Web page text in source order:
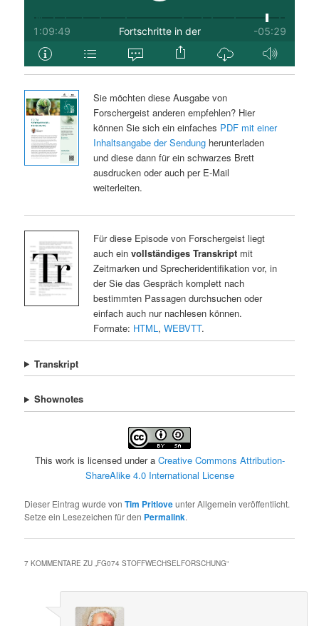
Sie möchten diese Ausgabe von
Forschergeist anderen empfehlen? Hier
können Sie sich ein einfaches PDF mit einer
Inhaltsangabe der Sendungherunterladen
und diese dann für ein schwarzes Brett
ausdrucken oder auch per E-Mail
weiterleiten.
Für diese Episode von Forschergeist liegt
auch ein vollständiges Transkriptmit
Zeitmarken und Sprecheridentifikation vor, in
der Sie das Gespräch komplett nach
bestimmten Passagen durchsuchen oder
einfach auch nur nachlesen können.
Formate: HTML, WEBVTT.
Transkript
Shownotes
This work is licensed under a Creative Commons Attribution-
ShareAlike 4.0 International License
Dieser Eintrag wurde vonTim Pritloveunter Allgemein veröffentlicht.
Setze ein Lesezeichen für den Permalink.
7 KOMMENTARE ZU „FG074 STOFFWECHSELFORSCHUNG“